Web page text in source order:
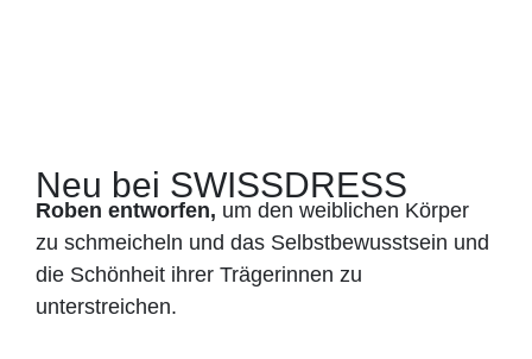
Neu bei SWISSDRESS
Roben entworfen, um den weiblichen Körper
zu schmeicheln und das Selbstbewusstsein und
die Schönheit ihrer Trägerinnen zu
unterstreichen.